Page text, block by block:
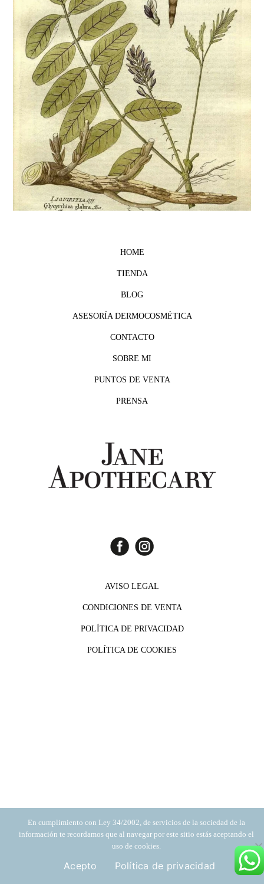
HOME
TIENDA
BLOG
ASESORÍA DERMOCOSMÉTICA
CONTACTO
SOBRE MI
PUNTOS DE VENTA
PRENSA
AVISO LEGAL
CONDICIONES DE VENTA
POLÍTICA DE PRIVACIDAD
POLÍTICA DE COOKIES
En cumplimiento con Ley 34/2002, de servicios de la sociedad de la
información te recordamos que al navegar por este sitio estás aceptando el
uso de cookies.
Acepto Política de privacidad